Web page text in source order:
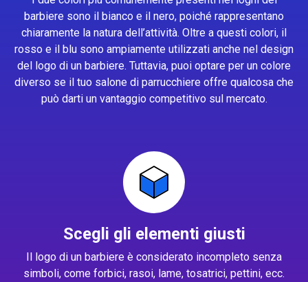
barbiere sono il bianco e il nero, poiché rappresentano
chiaramente la natura dell’attività. Oltre a questi colori, il
rosso e il blu sono ampiamente utilizzati anche nel design
del logo di un barbiere. Tuttavia, puoi optare per un colore
diverso se il tuo salone di parrucchiere offre qualcosa che
può darti un vantaggio competitivo sul mercato.
Scegli gli elementi giusti
Il logo di un barbiere è considerato incompleto senza
simboli, come forbici, rasoi, lame, tosatrici, pettini, ecc.